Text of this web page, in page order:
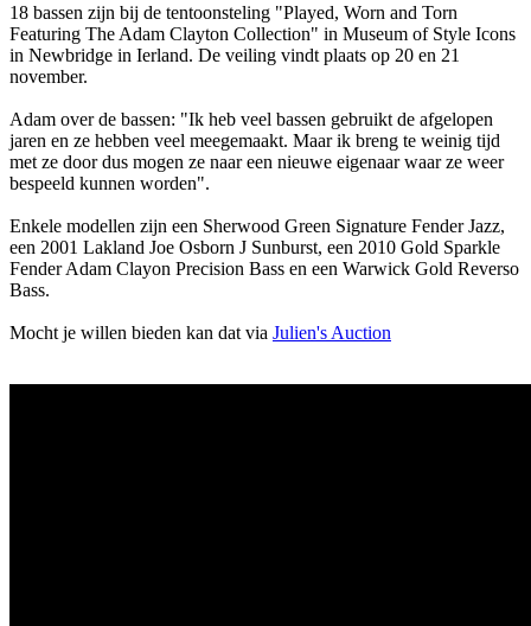
18 bassen zijn bij de tentoonsteling "Played, Worn and Torn
Featuring The Adam Clayton Collection" in Museum of Style Icons
in Newbridge in Ierland. De veiling vindt plaats op 20 en 21
november.
Adam over de bassen: "Ik heb veel bassen gebruikt de afgelopen
jaren en ze hebben veel meegemaakt. Maar ik breng te weinig tijd
met ze door dus mogen ze naar een nieuwe eigenaar waar ze weer
bespeeld kunnen worden".
Enkele modellen zijn een Sherwood Green Signature Fender Jazz,
een 2001 Lakland Joe Osborn J Sunburst, een 2010 Gold Sparkle
Fender Adam Clayon Precision Bass en een Warwick Gold Reverso
Bass.
Mocht je willen bieden kan dat via Julien's Auction